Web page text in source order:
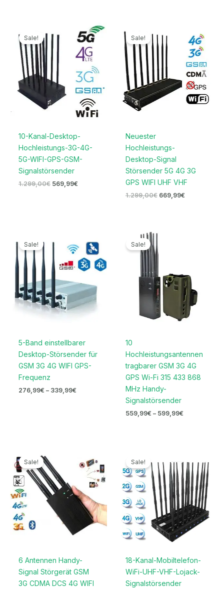
Sale!
10-Kanal-Desktop-
Hochleistungs-3G-4G-
5G-WIFI-GPS-GSM-
Signalstörsender
1.299,00€
Ursprünglicher
Preis
war:
1.299,00€
569,99€
Aktueller
Preis
ist:
569,99€.
Sale!
Neuester
Hochleistungs-
Desktop-Signal
Störsender 5G 4G 3G
GPS WIFI UHF VHF
1.299,00€
Preis
war:
1.299,00€
669,99€
Preis
ist:
669,99€.
Sale!
5-Band einstellbarer
Desktop-Störsender für
GSM 3G 4G WIFI GPS-
Frequenz
276,99€ – 339,99€
276,99€
bis
339,99€
Sale!
10
Hochleistungsantennen
tragbarer GSM 3G 4G
GPS Wi-Fi 315 433 868
MHz Handy-
Signalstörsender
559,99€ – 599,99€
Sale!
6 Antennen Handy-
Signal Störgerät GSM
3G CDMA DCS 4G WIFI
Preis
war:
499,99€
ist:
279,99€.
Sale!
18-Kanal-Mobiltelefon-
WiFi-UHF-VHF-Lojack-
Signalstörsender
war:
1.499,00€
ist:
679,99€.